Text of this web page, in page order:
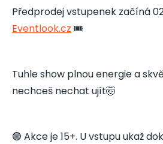
Předprodej vstupenek začíná
Eventlook.cz 🎟️
Tuhle show plnou energie a
nechceš nechat ujít🤯
🟢 Akce je 15+. U vstupu ukaž